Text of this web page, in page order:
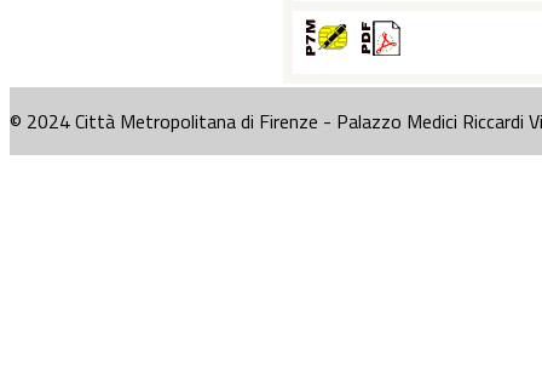
© 2024 Città Metropolitana di Firenze - Palazzo Medici Riccardi